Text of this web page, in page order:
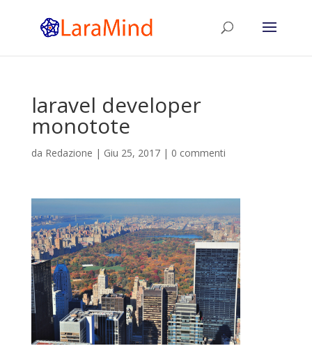
laravel developer
monotote
da Redazione | Giu 25, 2017| 0 commenti